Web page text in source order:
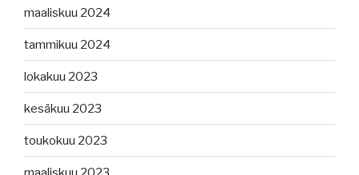
maaliskuu 2024
tammikuu 2024
lokakuu 2023
kesäkuu 2023
toukokuu 2023